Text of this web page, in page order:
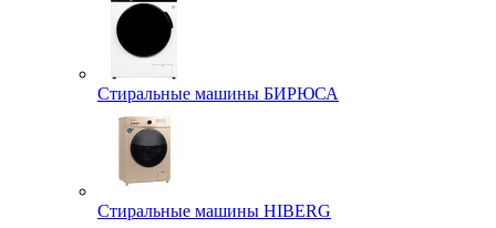
Стиральные машины БИРЮСА
Стиральные машины HIBERG